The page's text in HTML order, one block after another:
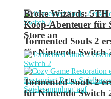
Tormented Souls 2
für Nintendo Switch
Broke Wizards: 5TH
Koop-Abenteuer für
Store an
Tormented Souls 2
für Nintendo Switch